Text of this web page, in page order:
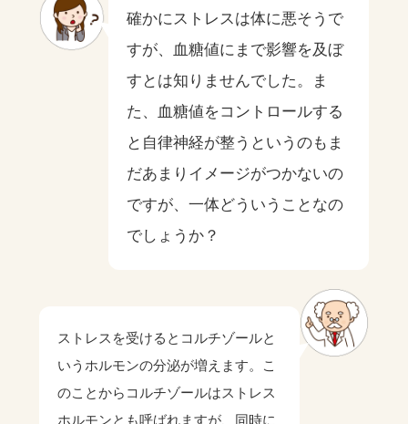
確かにストレスは体に悪そうで
すが、血糖値にまで影響を及ぼ
すとは知りませんでした。ま
た、血糖値をコントロールする
と自律神経が整うというのもま
だあまりイメージがつかないの
ですが、一体どういうことなの
でしょうか？
ストレスを受けるとコルチゾールと
いうホルモンの分泌が増えます。こ
のことからコルチゾールはストレス
ホルモンとも呼ばれますが、同時に